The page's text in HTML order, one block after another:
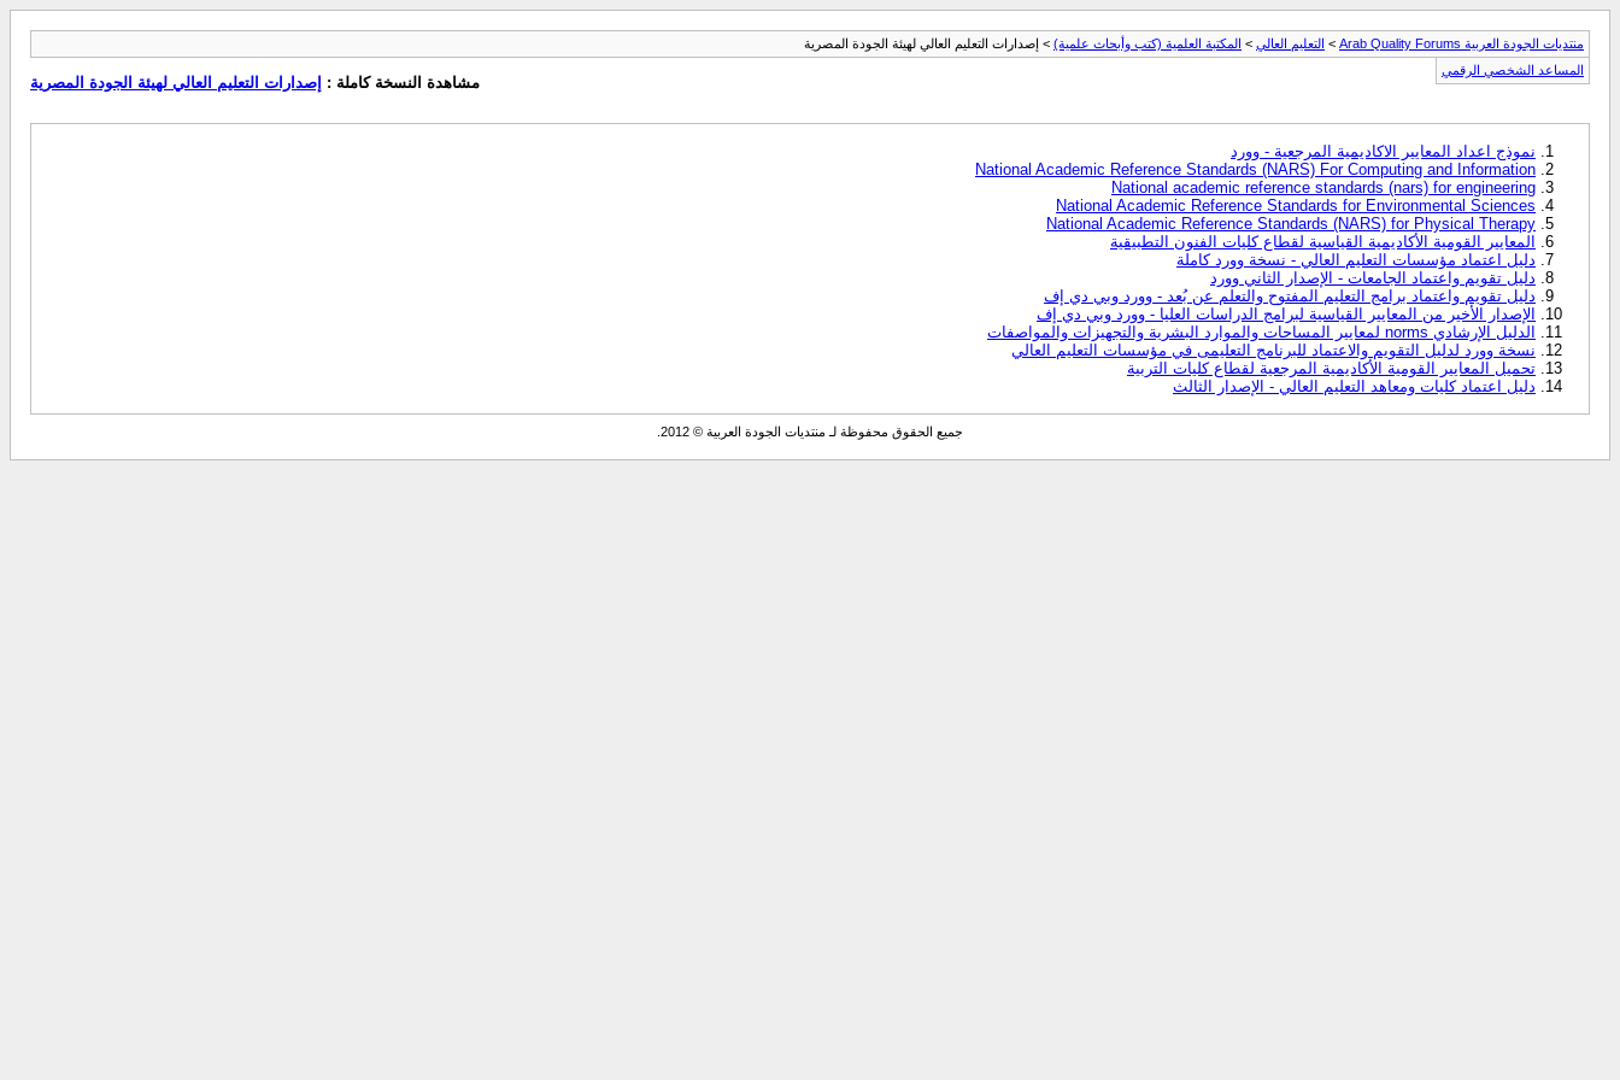
منتديات الجودة العربية Arab Quality Forums > التعليم العالي > المكتبة العلمية (كتب وأبحاث علمية) > إصدارات التعليم العالي لهيئة الجودة المصرية
المساعد الشخصي الرقمي
مشاهدة النسخة كاملة : إصدارات التعليم العالي لهيئة الجودة المصرية
نموذج اعداد المعايير الاكاديمية المرجعية - وورد
National Academic Reference Standards (NARS) For Computing and Information
National academic reference standards (nars) for engineering
National Academic Reference Standards for Environmental Sciences
National Academic Reference Standards (NARS) for Physical Therapy
المعايير القومية الأكاديمية القياسية لقطاع كليات الفنون التطبيقية
دليل اعتماد مؤسسات التعليم العالي - نسخة وورد كاملة
دليل تقويم واعتماد الجامعات - الإصدار الثاني وورد
دليل تقويم واعتماد برامج التعليم المفتوح والتعلم عن بُعد - وورد وبي دي إف
الإصدار الأخير من المعايير القياسية لبرامج الدراسات العليا - وورد وبي دي إف
الدليل الإرشادي norms لمعايير المساحات والموارد البشرية والتجهيزات والمواصفات
نسخة وورد لدليل التقويم والاعتماد للبرنامج التعليمى في مؤسسات التعليم العالي
تحميل المعايير القومية الأكاديمية المرجعية لقطاع كليات التربية
دليل اعتماد كليات ومعاهد التعليم العالي - الإصدار الثالث
جميع الحقوق محفوظة لـ منتديات الجودة العربية © 2012.